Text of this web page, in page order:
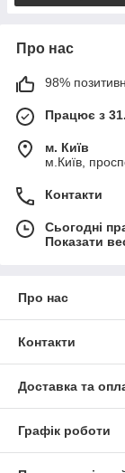
Про нас
98%
Працює з
м. Київ
м.Київ,
Контакти
Сьогодні
Показати
Про нас
Контакти
Доставка та
Графік роботи